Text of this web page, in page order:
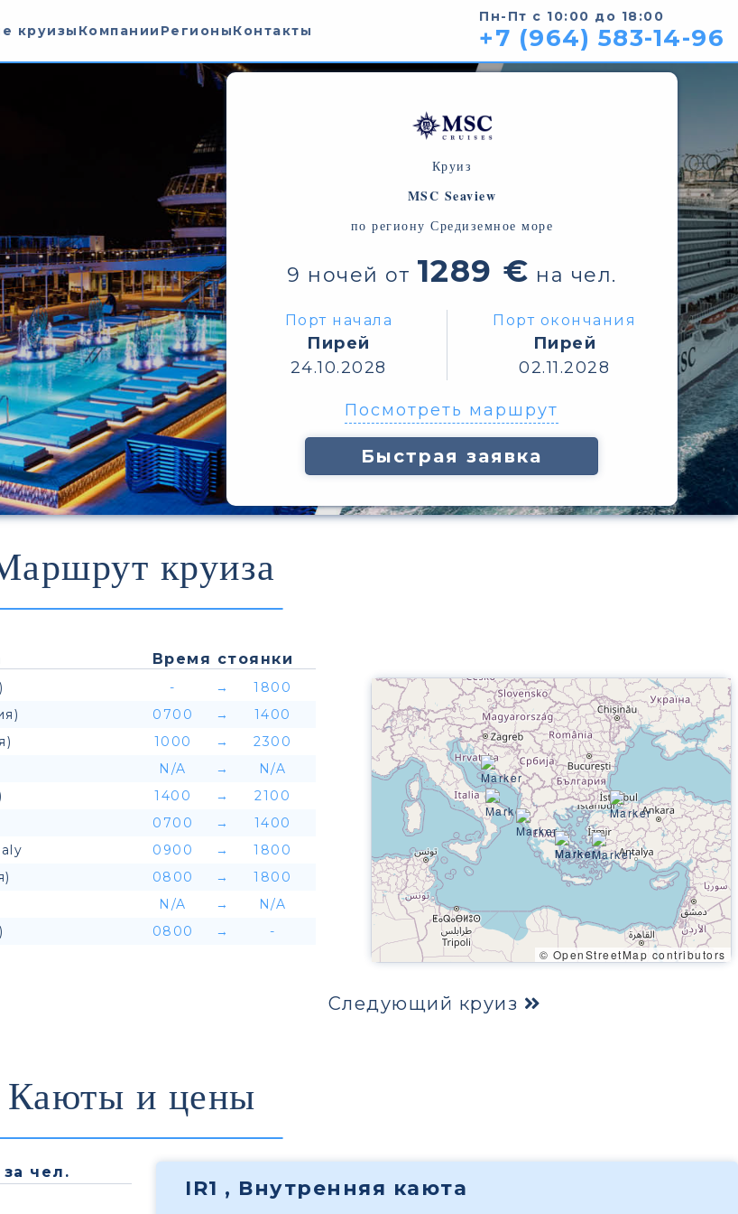
круизы Компании РегионыКонтакты
Пн-Пт с 10:00 до 18:00
+7 (964) 583-14-96
Круиз
MSC Seaview
по региону Средиземное море
9 ночей от 1289 € на чел.
Порт начала
Пирей
24.10.2028
Порт окончания
Пирей
02.11.2028
Посмотреть маршрут
Быстрая заявка
круиза
Время стоянки
- →
1800
0700 →
1400
1000 →
2300
N/A →
N/A
1400 →
2100
0700 →
1400
0900 →
1800
0800 →
1800
N/A →
N/A
0800 → -
© OpenStreetMap contributors
Следующий круиз
Каюты и цены
чел.
IR1 , Внутренняя каюта